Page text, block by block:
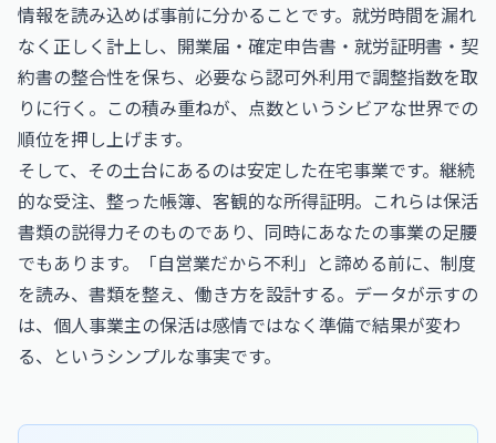
情報を読み込めば事前に分かることです。就労時間を漏れ
なく正しく計上し、開業届・確定申告書・就労証明書・契
約書の整合性を保ち、必要なら認可外利用で調整指数を取
りに行く。この積み重ねが、点数というシビアな世界での
順位を押し上げます。
そして、その土台にあるのは安定した在宅事業です。継続
的な受注、整った帳簿、客観的な所得証明。これらは保活
書類の説得力そのものであり、同時にあなたの事業の足腰
でもあります。「自営業だから不利」と諦める前に、制度
を読み、書類を整え、働き方を設計する。データが示すの
は、個人事業主の保活は感情ではなく準備で結果が変わ
る、というシンプルな事実です。